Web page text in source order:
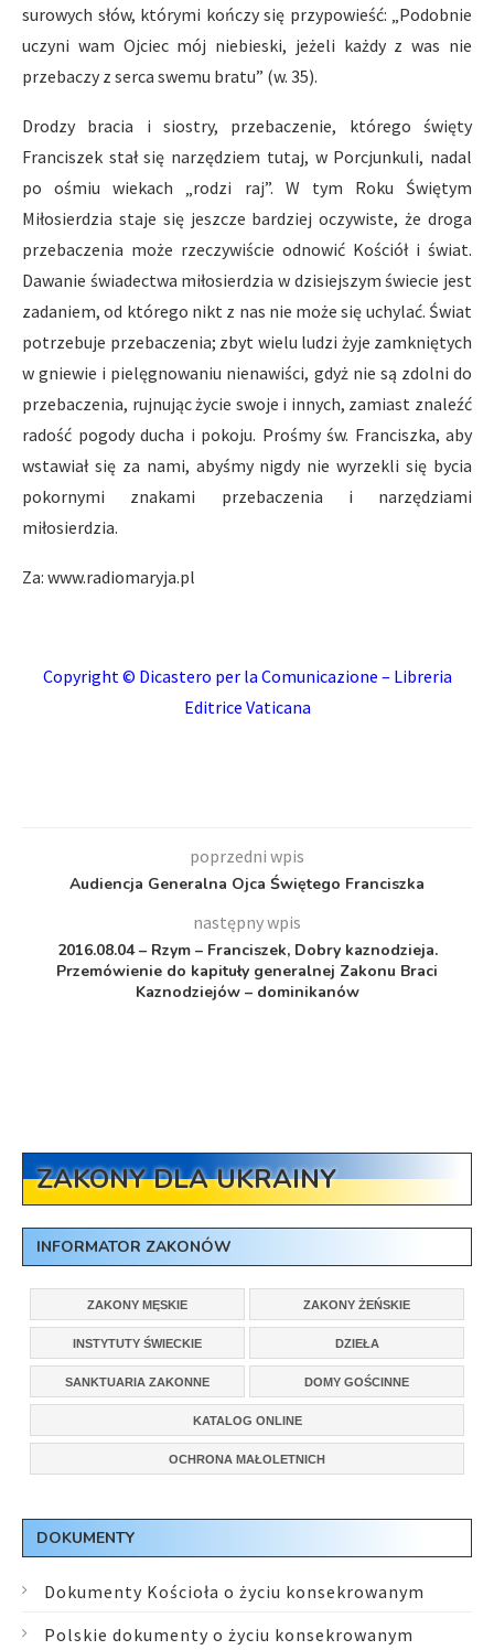
surowych słów, którymi kończy się przypowieść: „Podobnie
uczyni wam Ojciec mój niebieski, jeżeli każdy z was nie
przebaczy z serca swemu bratu” (w. 35).
Drodzy bracia i siostry, przebaczenie, którego święty
Franciszek stał się narzędziem tutaj, w Porcjunkuli, nadal
po ośmiu wiekach „rodzi raj”. W tym Roku Świętym
Miłosierdzia staje się jeszcze bardziej oczywiste, że droga
przebaczenia może rzeczywiście odnowić Kościół i świat.
Dawanie świadectwa miłosierdzia w dzisiejszym świecie jest
zadaniem, od którego nikt z nas nie może się uchylać. Świat
potrzebuje przebaczenia; zbyt wielu ludzi żyje zamkniętych
w gniewie i pielęgnowaniu nienawiści, gdyż nie są zdolni do
przebaczenia, rujnując życie swoje i innych, zamiast znaleźć
radość pogody ducha i pokoju. Prośmy św. Franciszka, aby
wstawiał się za nami, abyśmy nigdy nie wyrzekli się bycia
pokornymi znakami przebaczenia i narzędziami
miłosierdzia.
Za: www.radiomaryja.pl
Copyright © Dicastero per la Comunicazione – Libreria
Editrice Vaticana
poprzedni wpis
Audiencja Generalna Ojca Świętego Franciszka
następny wpis
2016.08.04 – Rzym – Franciszek, Dobry kaznodzieja.
Przemówienie do kapituły generalnej Zakonu Braci
Kaznodziejów – dominikanów
ZAKONY DLA UKRAINY
INFORMATOR ZAKONÓW
ZAKONY MĘSKIE ZAKONY ŻEŃSKIE
INSTYTUTY ŚWIECKIE DZIEŁA
SANKTUARIA ZAKONNE DOMY GOŚCINNE
KATALOG ONLINE
OCHRONA MAŁOLETNICH
DOKUMENTY
Dokumenty Kościoła o życiu konsekrowanym
Polskie dokumenty o życiu konsekrowanym